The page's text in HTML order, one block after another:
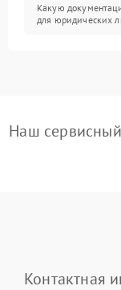
Какую
для юридических
Наш
Контактная